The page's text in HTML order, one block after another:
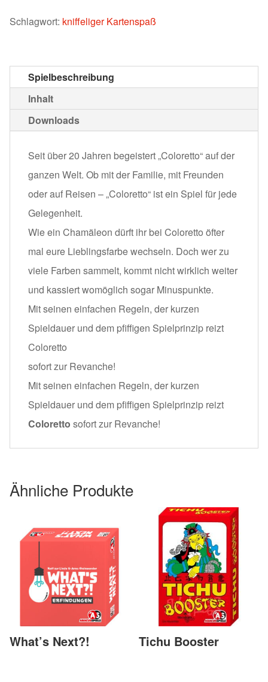
Schlagwort: kniffeliger Kartenspaß
Spielbeschreibung
Inhalt
Downloads
Seit über 20 Jahren begeistert „Coloretto“ auf der
ganzen Welt. Ob mit der Familie, mit Freunden
oder auf Reisen – „Coloretto“ ist ein Spiel für jede
Gelegenheit.
Wie ein Chamäleon dürft ihr bei Coloretto öfter
mal eure Lieblingsfarbe wechseln. Doch wer zu
viele Farben sammelt, kommt nicht wirklich weiter
und kassiert womöglich sogar Minuspunkte.
Mit seinen einfachen Regeln, der kurzen
Spieldauer und dem pfiffigen Spielprinzip reizt
Coloretto
sofort zur Revanche!
Mit seinen einfachen Regeln, der kurzen
Spieldauer und dem pfiffigen Spielprinzip reizt
Coloretto sofort zur Revanche!
Ähnliche Produkte
What’s Next?! Tichu Booster